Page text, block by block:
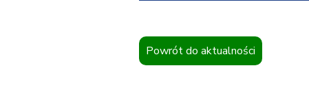
Powrót do aktualności